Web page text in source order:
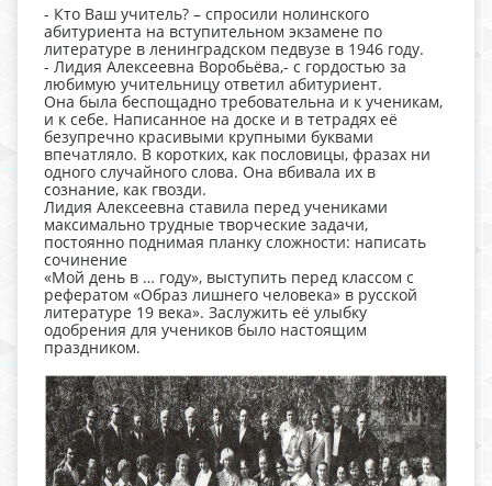
- Кто Ваш учитель? – спросили нолинского
абитуриента на вступительном экзамене по
литературе в ленинградском педвузе в 1946 году.
- Лидия Алексеевна Воробьёва,- с гордостью за
любимую учительницу ответил абитуриент.
Она была беспощадно требовательна и к ученикам,
и к себе. Написанное на доске и в тетрадях её
безупречно красивыми крупными буквами
впечатляло. В коротких, как пословицы, фразах ни
одного случайного слова. Она вбивала их в
сознание, как гвозди.
Лидия Алексеевна ставила перед учениками
максимально трудные творческие задачи,
постоянно поднимая планку сложности: написать
сочинение
«Мой день в … году», выступить перед классом с
рефератом «Образ лишнего человека» в русской
литературе 19 века». Заслужить её улыбку
одобрения для учеников было настоящим
праздником.